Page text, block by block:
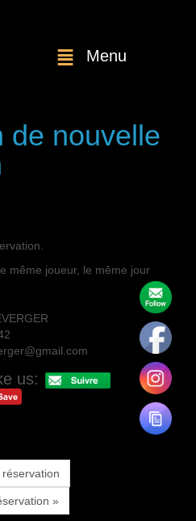
Menu
de nouvelle
même joueur, le même jour
us:
»